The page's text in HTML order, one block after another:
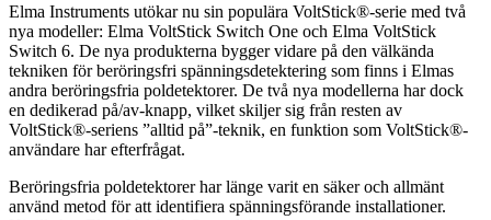
Elma Instruments utökar nu sin populära VoltStick®-serie med två
nya modeller: Elma VoltStick Switch One och Elma VoltStick
Switch 6. De nya produkterna bygger vidare på den välkända
tekniken för beröringsfri spänningsdetektering som finns i Elmas
andra beröringsfria poldetektorer. De två nya modellerna har dock
en dedikerad på/av-knapp, vilket skiljer sig från resten av
VoltStick®-seriens ”alltid på”-teknik, en funktion som VoltStick®-
användare har efterfrågat.
Beröringsfria poldetektorer har länge varit en säker och allmänt
använd metod för att identifiera spänningsförande installationer.